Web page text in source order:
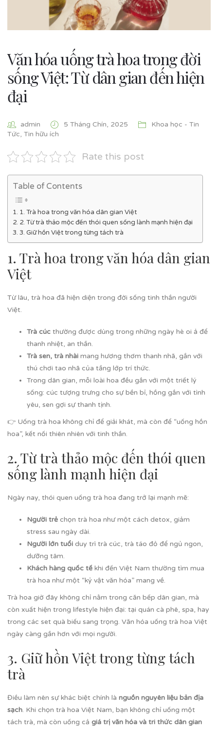
Văn hóa uống trà hoa trong đời
sống Việt: Từ dân gian đến hiện
đại
admin 5 Tháng Chín, 2025
Khoa học - Tin
Tức, Tin hữu ích
Rate this post
Table of Contents
1. Trà hoa trong văn hóa dân gian Việt
2. Từ trà thảo mộc đến thói quen sống lành mạnh hiện đại
3. Giữ hồn Việt trong từng tách trà
1. Trà hoa trong văn hóa dân gian
Việt
Từ lâu, trà hoa đã hiện diện trong đời sống tinh thần người
Việt.
Trà cúc thường được dùng trong những ngày hè oi ả để
thanh nhiệt, an thần.
Trà sen, trà nhài mang hương thơm thanh nhã, gắn với
thú chơi tao nhã của tầng lớp trí thức.
Trong dân gian, mỗi loài hoa đều gắn với một triết lý
sống: cúc tượng trưng cho sự bền bỉ, hồng gắn với tình
yêu, sen gợi sự thanh tịnh.
👉 Uống trà hoa không chỉ để giải khát, mà còn để “uống hồn
hoa”, kết nối thiên nhiên với tinh thần.
2. Từ trà thảo mộc đến thói quen
sống lành mạnh hiện đại
Ngày nay, thói quen uống trà hoa đang trở lại mạnh mẽ:
Người trẻ chọn trà hoa như một cách detox, giảm
stress sau ngày dài.
Người lớn tuổi duy trì trà cúc, trà táo đỏ để ngủ ngon,
dưỡng tâm.
Khách hàng quốc tế khi đến Việt Nam thường tìm mua
trà hoa như một “kỷ vật văn hóa” mang về.
Trà hoa giờ đây không chỉ nằm trong căn bếp dân gian, mà
còn xuất hiện trong lifestyle hiện đại: tại quán cà phê, spa, hay
trong các set quà biếu sang trọng. Văn hóa uống trà hoa Việt
ngày càng gần hơn với mọi người.
3. Giữ hồn Việt trong từng tách
trà
Điều làm nên sự khác biệt chính là nguồn nguyên liệu bản địa
sạch. Khi chọn trà hoa Việt Nam, bạn không chỉ uống một
tách trà, mà còn uống cả giá trị văn hóa và tri thức dân gian